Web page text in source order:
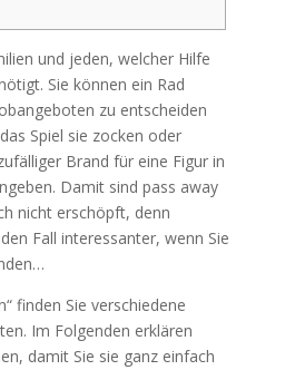
und jeden, welcher Hilfe
Sie können ein Rad
zu entscheiden
Spiel sie zocken oder
Brand für eine Figur in
Damit sind pass away
nicht erschöpft, denn
Fall interessanter, wenn Sie
finden Sie verschiedene
Im Folgenden erklären
damit Sie sie ganz einfach